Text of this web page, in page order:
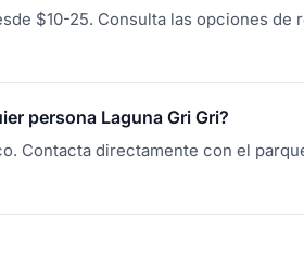
$10-25. Consulta las opciones de
persona Laguna Gri Gri?
Contacta directamente con el